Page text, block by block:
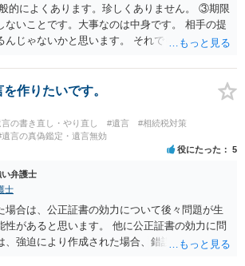
によくあります。珍しくありません。 ③期限
ないことです。大事なのは中身です。 相手の提
んじゃないかと思います。 それでもあなた有利
作りたいです。
言の書き直し・やり直し #遺言
#相続税対策
遺言の真偽鑑定・遺言無効
役にたった 5
弁護士
士
場合は、公正証書の効力について後々問題が生
性があると思います。 他に公正証書の効力に問
、強迫により作成された場合、錯誤（勘違い）